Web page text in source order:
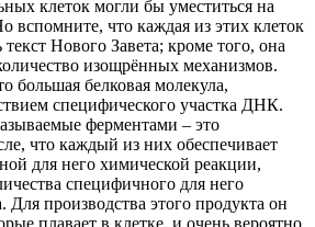
клеток могли бы уместиться на
вспомните, что каждая из этих клеток
Нового Завета; кроме того, она
изощрённых механизмов.
большая белковая молекула,
специфического участка ДНК.
ферментами – это
что каждый из них обеспечивает
для него химической реакции,
специфичного для него
Для производства этого продукта он
плавает в клетке, и очень вероятно